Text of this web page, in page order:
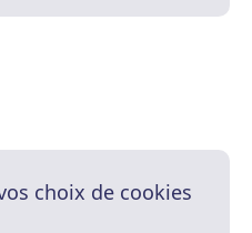
choix de cookies